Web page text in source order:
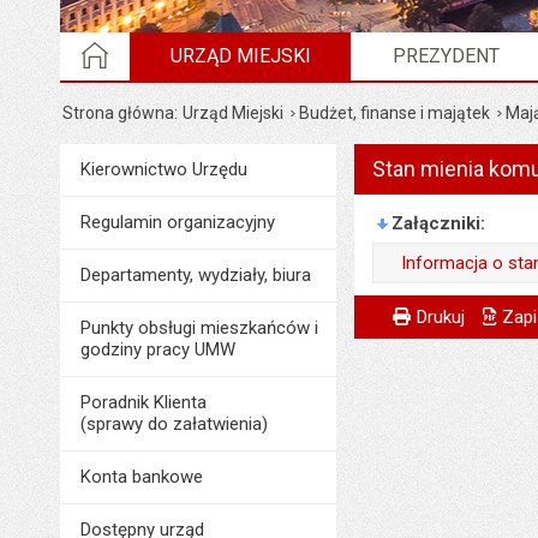
STRONA GŁÓWNA
URZĄD MIEJSKI PREZYDENT
Strona główna Urząd Miejski Budżet, finanse i majątek
MenuUrząd Miejski
Kierownictwo Urzędu
Regulamin organizacyjny
Departamenty, wydziały, biura
Punkty obsługi mieszkańców i
godziny pracy UMW
Poradnik Klienta
(sprawy do załatwienia)
Konta bankowe
Dostępny urząd
Stan mienia
Załączniki
Informacja o
Wytworzył:
Data wytworzenia:
Metryczka
Odpowiedzialny
Powiadom
Drukuj